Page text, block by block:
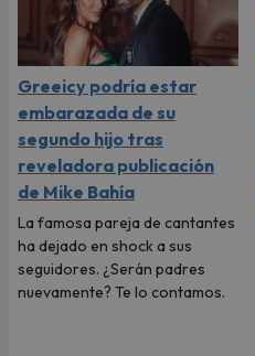
Greeicy podría estar
embarazada de su
segundo hijo tras
reveladora publicación
de Mike Bahía
La famosa pareja de cantantes
ha dejado en shock a sus
seguidores. ¿Serán padres
nuevamente? Te lo contamos.